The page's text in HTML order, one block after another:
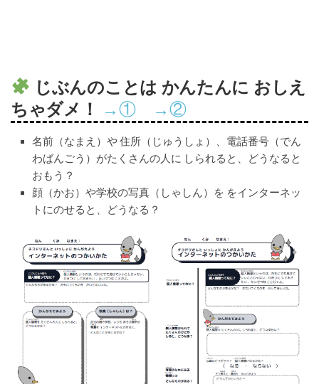
じぶんのことは かんたんに おしえ
ちゃダメ！
→① →②
名前（なまえ）や 住所（じゅうしょ）、電話番号（でん
わばんごう）がたくさんの人に しられると、どうなると
おもう？
顔（かお）や学校の写真（しゃしん）を をインターネッ
トにのせると、どうなる？